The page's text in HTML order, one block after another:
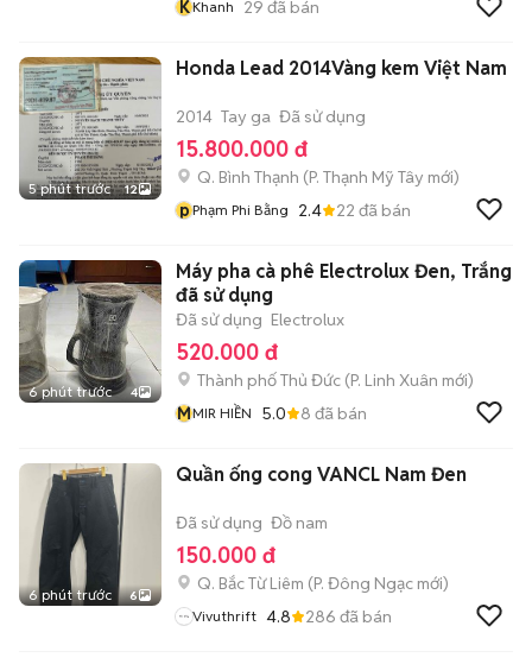
KKhanh 29 đã bán
5 phút trước 12
Honda Lead 2014Vàng kem Việt Nam
2014 Tay ga Đã sử dụng
15.800.000 đ
Q. Bình Thạnh (P. Thạnh Mỹ Tây mới)
pPhạm Phi Bằng 2.4 22 đã bán
6 phút trước 4
Máy pha cà phê Electrolux Đen, Trắng
đã sử dụng
Đã sử dụng Electrolux
520.000 đ
Thành phố Thủ Đức (P. Linh Xuân mới)
MMIR HIỀN 5.0 8 đã bán
6 phút trước 6
Quần ống cong VANCL Nam Đen
Đã sử dụng Đồ nam
150.000 đ
Q. Bắc Từ Liêm (P. Đông Ngạc mới)
Vivuthrift 4.8 286 đã bán